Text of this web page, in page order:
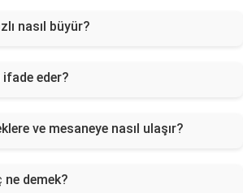
nasıl büyür?
eder?
ve mesaneye nasıl ulaşır?
demek?